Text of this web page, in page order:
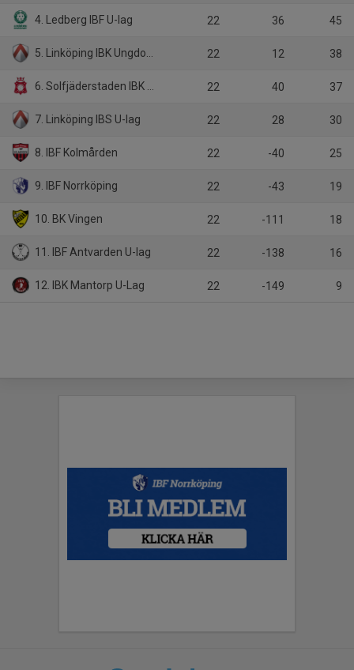
4. Ledberg IBF U-lag 22 36 45
5. Linköping IBK Ungdom U-lag 22 12 38
6. Solfjäderstaden IBK U-lag 22 40 37
7. Linköping IBS U-lag 22 28 30
8. IBF Kolmården 22 -40 25
9. IBF Norrköping 22 -43 19
10. BK Vingen 22 -111 18
11. IBF Antvarden U-lag 22 -138 16
12. IBK Mantorp U-Lag 22 -149 9